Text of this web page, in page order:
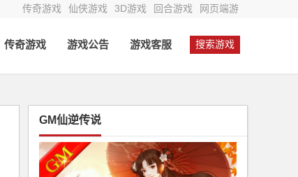
传奇游戏 仙侠游戏 3D游戏 回合游戏 网页端游
搜索游戏
传奇游戏 游戏公告 游戏客服
GM仙逆传说